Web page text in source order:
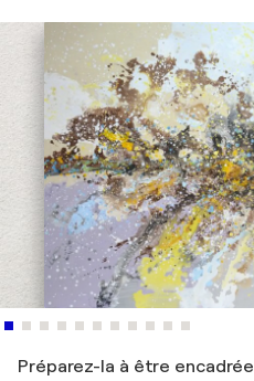
Préparez-la à être encadrée